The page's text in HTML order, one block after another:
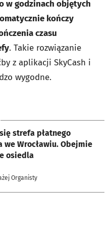
w godzinach objętych
kończy
czasu
. Takie rozwiązanie
z aplikacji SkyCash i
wygodne.
strefa płatnego
we Wrocławiu. Obejmie
osiedla
Organisty